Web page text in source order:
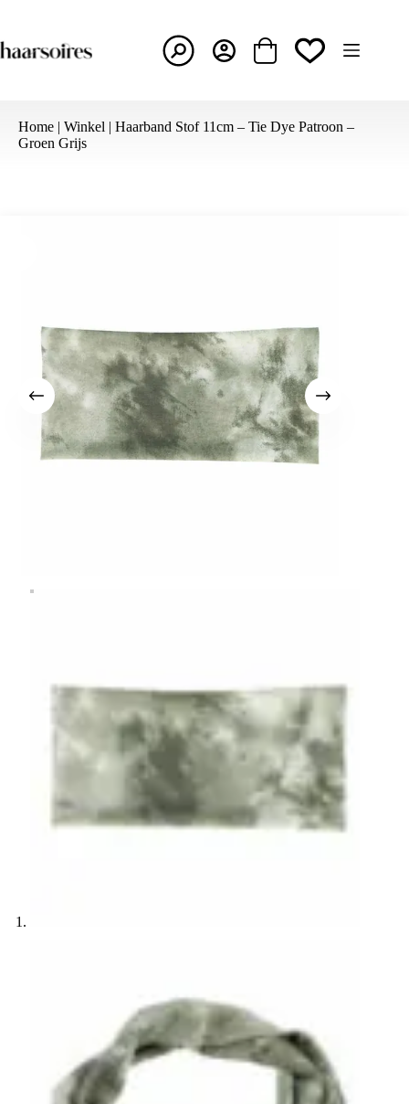
de
inhoud
Winkelwagen
Home | Winkel | Haarband Stof 11cm – Tie Dye Patroon –
Groen Grijs